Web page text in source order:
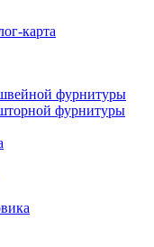
карта
фурнитуры
фурнитуры